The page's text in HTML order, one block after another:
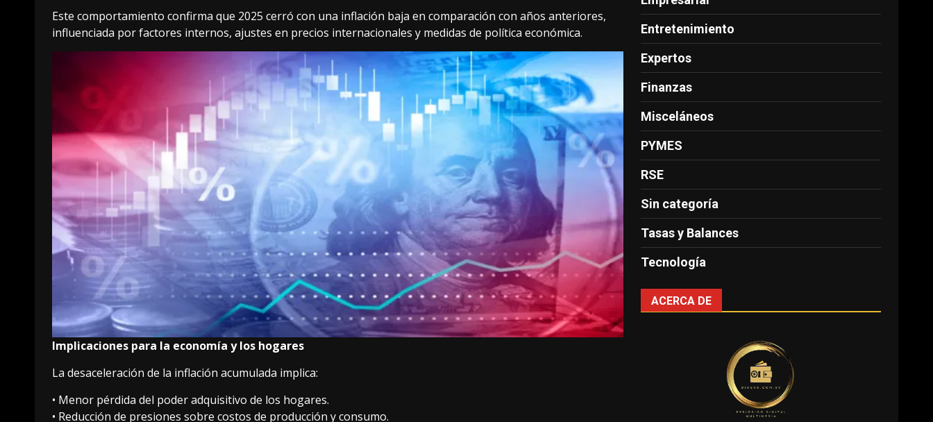
Este comportamiento confirma que 2025 cerró con una inflación baja en comparación con años anteriores,
influenciada por factores internos, ajustes en precios internacionales y medidas de política económica.
Implicaciones para la economía y los hogares
La desaceleración de la inflación acumulada implica:
• Menor pérdida del poder adquisitivo de los hogares.
• Reducción de presiones sobre costos de producción y consumo.
Entretenimiento
Expertos
Finanzas
Misceláneos
PYMES
RSE
Sin categoría
Tasas y Balances
Tecnología
ACERCA DE